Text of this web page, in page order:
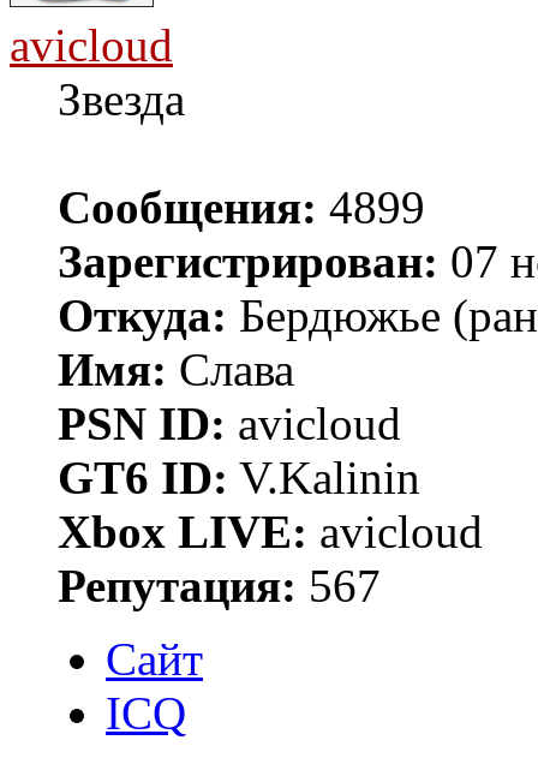
avicloud
Звезда
Сообщения: 4899
Зарегистрирован: 07
Откуда: Бердюжье
Имя: Слава
PSN ID: avicloud
GT6 ID: V.Kalinin
Xbox LIVE: avicloud
Репутация: 567
Сайт
ICQ